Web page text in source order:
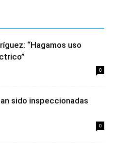
“Hagamos uso
0
sido inspeccionadas
0